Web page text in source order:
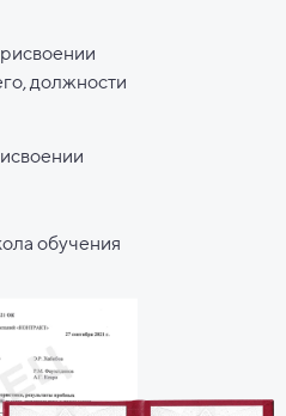
должности
обучения